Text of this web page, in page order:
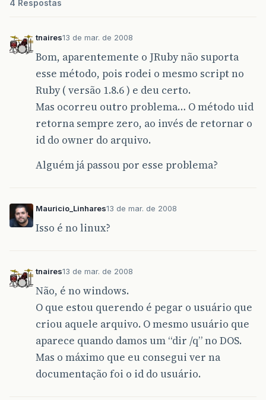
4 Respostas
tnaires13 de mar. de 2008
Bom, aparentemente o JRuby não suporta
esse método, pois rodei o mesmo script no
Ruby ( versão 1.8.6 ) e deu certo.
Mas ocorreu outro problema… O método uid
retorna sempre zero, ao invés de retornar o
id do owner do arquivo.
Alguém já passou por esse problema?
Mauricio_Linhares13 de mar. de 2008
Isso é no linux?
tnaires13 de mar. de 2008
Não, é no windows.
O que estou querendo é pegar o usuário que
criou aquele arquivo. O mesmo usuário que
aparece quando damos um “dir /q” no DOS.
Mas o máximo que eu consegui ver na
documentação foi o id do usuário.